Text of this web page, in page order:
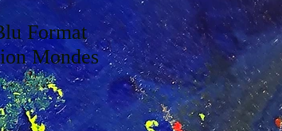
Format
Mondes